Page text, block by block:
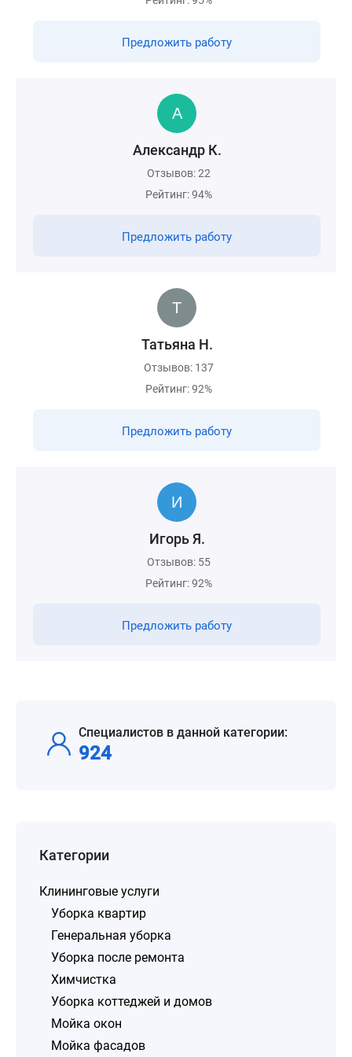
Предложить работу
Александр К.
Отзывов: 22
Рейтинг: 94%
Предложить работу
Татьяна Н.
Отзывов: 137
Рейтинг: 92%
Предложить работу
Игорь Я.
Отзывов: 55
Рейтинг: 92%
Предложить работу
Специалистов в данной категории:
924
Категории
Клининговые услуги
Уборка квартир
Генеральная уборка
Уборка после ремонта
Химчистка
Уборка коттеджей и домов
Мойка окон
Мойка фасадов